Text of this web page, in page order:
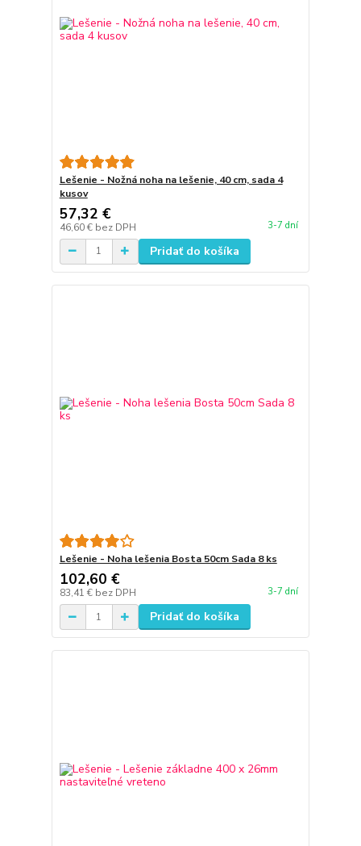
Lešenie - Nožná noha na lešenie, 40 cm, sada 4
kusov
57,32 €
46,60 € bez DPH 3-7 dní
Pridať do košíka
Lešenie - Noha lešenia Bosta 50cm Sada 8 ks
102,60 €
83,41 € bez DPH 3-7 dní
Pridať do košíka